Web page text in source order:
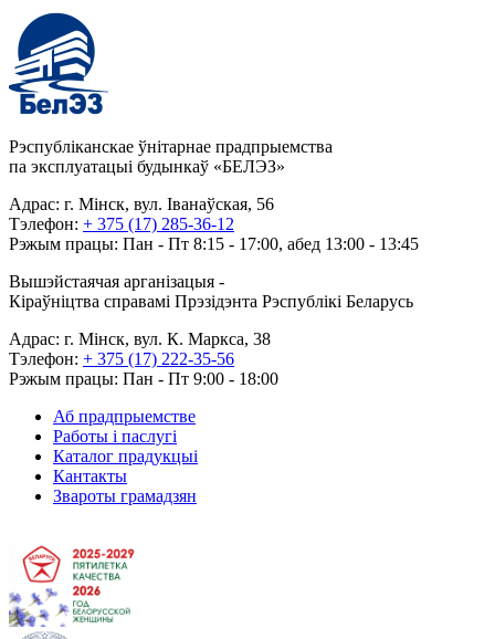
Рэспубліканскае ўнітарнае прадпрыемства
па эксплуатацыі будынкаў «БЕЛЭЗ»
Адрас: г. Мінск, вул. Іванаўская, 56
Тэлефон: + 375 (17) 285-36-12
Рэжым працы: Пан - Пт 8:15 - 17:00, абед 13:00 - 13:45
Вышэйстаячая арганізацыя -
Кіраўніцтва справамі Прэзідэнта Рэспублікі Беларусь
Адрас: г. Мінск, вул. К. Маркса, 38
Тэлефон: + 375 (17) 222-35-56
Рэжым працы: Пан - Пт 9:00 - 18:00
Аб прадпрыемстве
Работы і паслугі
Каталог прадукцыі
Кантакты
Звароты грамадзян